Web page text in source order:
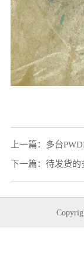
上一篇： 多台
下一篇： 待发货的